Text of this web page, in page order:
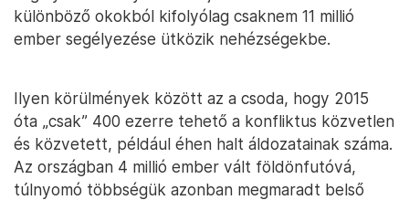
különböző okokból kifolyólag csaknem 11 millió
ember segélyezése ütközik nehézségekbe.
Ilyen körülmények között az a csoda, hogy 2015
óta „csak” 400 ezerre tehető a konfliktus közvetlen
és közvetett, például éhen halt áldozatainak száma.
Az országban 4 millió ember vált földönfutóvá,
túlnyomó többségük azonban megmaradt belső